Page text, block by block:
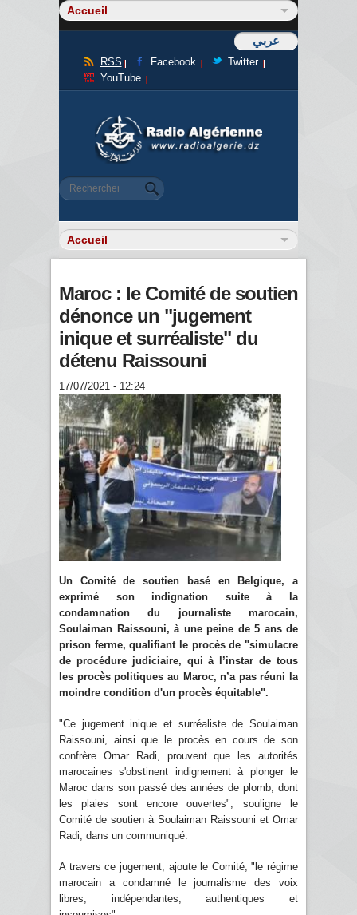
عربي
RSS Facebook
Twitter
YouTube
Formulaire de recherche
Rechercher
Maroc : le Comité de soutien
dénonce un "jugement
inique et surréaliste" du
détenu Raissouni
17/07/2021 - 12:24
Un Comité de soutien basé en Belgique, a
exprimé son indignation suite à la
condamnation du journaliste marocain,
Soulaiman Raissouni, à une peine de 5 ans de
prison ferme, qualifiant le procès de "simulacre
de procédure judiciaire, qui à l’instar de tous
les procès politiques au Maroc, n’a pas réuni la
moindre condition d'un procès équitable".
"Ce jugement inique et surréaliste de Soulaiman
Raissouni, ainsi que le procès en cours de son
confrère Omar Radi, prouvent que les autorités
marocaines s'obstinent indignement à plonger le
Maroc dans son passé des années de plomb, dont
les plaies sont encore ouvertes", souligne le
Comité de soutien à Soulaiman Raissouni et Omar
Radi, dans un communiqué.
A travers ce jugement, ajoute le Comité, "le régime
marocain a condamné le journalisme des voix
libres, indépendantes, authentiques et